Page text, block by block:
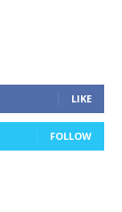
LIKE
FOLLOW